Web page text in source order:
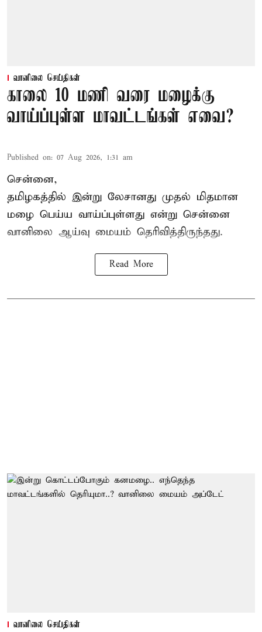
வானிலை செய்திகள்
காலை 10 மணி வரை மழைக்கு
வாய்ப்புள்ள மாவட்டங்கள் எவை?
Published on: 07 Aug 2026, 1:31 am
சென்னை,
தமிழகத்தில் இன்று லேசானது முதல் மிதமான
மழை பெய்ய வாய்ப்புள்ளது என்று சென்னை
வானிலை ஆய்வு மையம் தெரிவித்திருந்தது.
Read More
வானிலை செய்திகள்